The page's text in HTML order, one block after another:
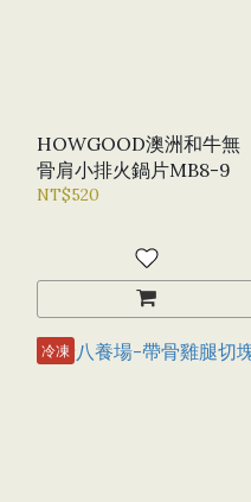
HOWGOOD澳洲和牛無
骨肩小排火鍋片MB8-9
NT$520
冷凍